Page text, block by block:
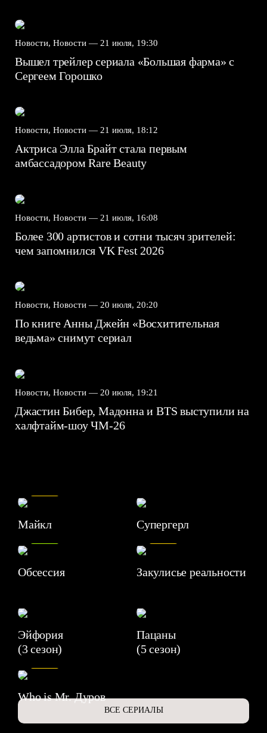
Новости, Новости — 21 июля, 19:30
Вышел трейлер сериала «Большая фарма» с
Сергеем Горошко
Новости, Новости — 21 июля, 18:12
Актриса Элла Брайт стала первым
амбассадором Rare Beauty
Новости, Новости — 21 июля, 16:08
Более 300 артистов и сотни тысяч зрителей:
чем запомнился VK Fest 2026
Новости, Новости — 20 июля, 20:20
По книге Анны Джейн «Восхитительная
ведьма» снимут сериал
Новости, Новости — 20 июля, 19:21
Джастин Бибер, Мадонна и BTS выступили на
халфтайм-шоу ЧМ-26
Майкл Супергерл
Обсессия
7.1
Закулисье реальности
Эйфория
(3 сезон)
Пацаны
(5 сезон)
Who is Mr. Дуров
ВСЕ СЕРИАЛЫ